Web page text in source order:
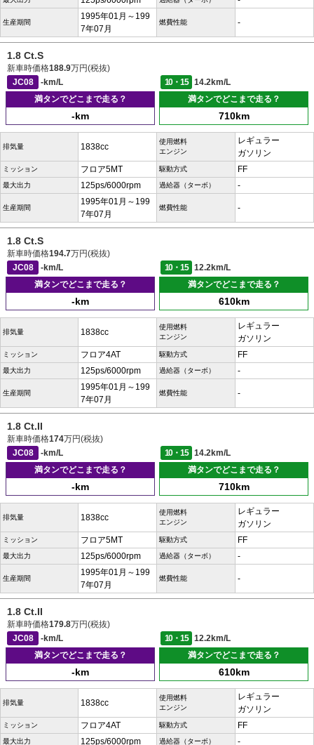
生産期間
1995年01月～199
7年07月
燃費性能 -
1.8 Ct.S
新車時価格188.9万円(税抜)
JC08
-km/L 10・15
14.2km/L
満タンでどこまで走る？
-km
満タンでどこまで走る？
710km
排気量 1838cc
使用燃料
エンジン
レギュラー
ガソリン
ミッション フロア5MT 駆動方式 FF
最大出力 125ps/6000rpm 過給器（ターボ） -
生産期間
1995年01月～199
7年07月
燃費性能 -
1.8 Ct.S
新車時価格194.7万円(税抜)
JC08
-km/L 10・15
12.2km/L
満タンでどこまで走る？
-km
満タンでどこまで走る？
610km
排気量 1838cc
使用燃料
エンジン
レギュラー
ガソリン
ミッション フロア4AT 駆動方式 FF
最大出力 125ps/6000rpm 過給器（ターボ） -
生産期間
1995年01月～199
7年07月
燃費性能 -
1.8 Ct.II
新車時価格174万円(税抜)
JC08
-km/L 10・15
14.2km/L
満タンでどこまで走る？
-km
満タンでどこまで走る？
710km
排気量 1838cc
使用燃料
エンジン
レギュラー
ガソリン
ミッション フロア5MT 駆動方式 FF
最大出力 125ps/6000rpm 過給器（ターボ） -
生産期間
1995年01月～199
7年07月
燃費性能 -
1.8 Ct.II
新車時価格179.8万円(税抜)
JC08
-km/L 10・15
12.2km/L
満タンでどこまで走る？
-km
満タンでどこまで走る？
610km
排気量 1838cc
使用燃料
エンジン
レギュラー
ガソリン
ミッション フロア4AT 駆動方式 FF
最大出力 125ps/6000rpm 過給器（ターボ） -